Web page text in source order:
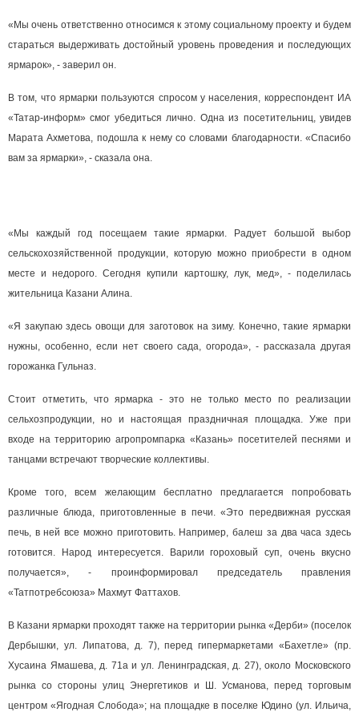
«Мы очень ответственно относимся к этому социальному проекту и будем
стараться выдерживать достойный уровень проведения и последующих
ярмарок», - заверил он.
В том, что ярмарки пользуются спросом у населения, корреспондент ИА
«Татар-информ» смог убедиться лично. Одна из посетительниц, увидев
Марата Ахметова, подошла к нему со словами благодарности. «Спасибо
вам за ярмарки», - сказала она.
«Мы каждый год посещаем такие ярмарки. Радует большой выбор
сельскохозяйственной продукции, которую можно приобрести в одном
месте и недорого. Сегодня купили картошку, лук, мед», - поделилась
жительница Казани Алина.
«Я закупаю здесь овощи для заготовок на зиму. Конечно, такие ярмарки
нужны, особенно, если нет своего сада, огорода», - рассказала другая
горожанка Гульназ.
Стоит отметить, что ярмарка - это не только место по реализации
сельхозпродукции, но и настоящая праздничная площадка. Уже при
входе на территорию агропромпарка «Казань» посетителей песнями и
танцами встречают творческие коллективы.
Кроме того, всем желающим бесплатно предлагается попробовать
различные блюда, приготовленные в печи. «Это передвижная русская
печь, в ней все можно приготовить. Например, балеш за два часа здесь
готовится. Народ интересуется. Варили гороховый суп, очень вкусно
получается», - проинформировал председатель правления
«Татпотребсоюза» Махмут Фаттахов.
В Казани ярмарки проходят также на территории рынка «Дерби» (поселок
Дербышки, ул. Липатова, д. 7), перед гипермаркетами «Бахетле» (пр.
Хусаина Ямашева, д. 71а и ул. Ленинградская, д. 27), около Московского
рынка со стороны улиц Энергетиков и Ш. Усманова, перед торговым
центром «Ягодная Слобода»; на площадке в поселке Юдино (ул. Ильича,